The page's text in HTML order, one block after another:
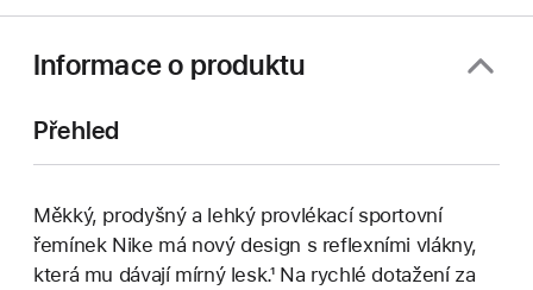
Informace o produktu
Přehled
Měkký, prodyšný a lehký provlékací sportovní
řemínek Nike má nový design s reflexními vlákny,
která mu dávají mírný lesk.¹ Na rychlé dotažení za